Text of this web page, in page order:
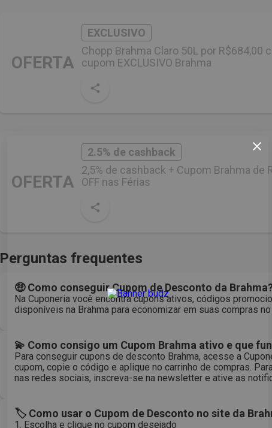
OFERTA
EXCLUSIVO
Chopp Brahma Claro 50L por R$684,00
cupom EXCLUSIVO Brahma
OFERTA
2.5% de cashback
2,5% de cashback + Cupom Brahma de
OFF nas Férias
Perguntas frequentes
🤑 Como conseguir Cupom de Desconto da
Na Cuponeria você encontra cupons ativos, códigos
disponíveis na Brahma para economizar em suas compras
💫 Como consigo um Cupom Brahma ativo e que
Para conseguir cupons de desconto Brahma, acesse a
cupom, copie o código e aplique no carrinho de compras.
nas redes sociais, inscreva-se na newsletter e ative as
🏷 Como usar o Cupom de Desconto no site da
1. Escolha e clique no cupom desejado